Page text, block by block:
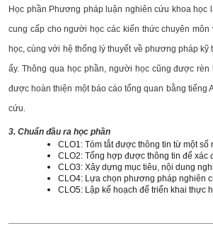
Học phần Phương pháp luận nghiên cứu khoa
cung cấp cho người học các kiến thức chuyên
học, cùng với hệ thống lý thuyết về phương pháp
ấy. Thông qua học phần, người học cũng được
được hoàn thiện một báo cáo tổng quan bằng tiếng
cứu.
3. Chuẩn đầu ra học phần
CLO1: Tóm tắt được thông tin từ một
CLO2: Tổng hợp được thông tin để xác
CLO3: Xây dựng mục tiêu, nội dung
CLO4: Lựa chọn phương pháp nghiên
CLO5: Lập kế hoạch để triển khai thực